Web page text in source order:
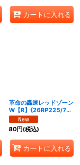
カートに入れる
革命の轟速レッドゾーン
W【R】{26RP225/77}
《多》
80円(税込)
カートに入れる